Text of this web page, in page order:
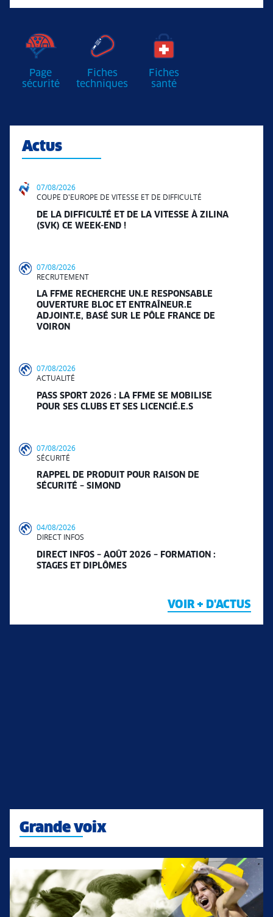
Page
sécurité
Fiches
techniques
Fiches
santé
Actus
07/08/2026
COUPE D'EUROPE DE VITESSE ET DE DIFFICULTÉ
DE LA DIFFICULTÉ ET DE LA VITESSE À ZILINA
(SVK) CE WEEK-END !
07/08/2026
RECRUTEMENT
LA FFME RECHERCHE UN.E RESPONSABLE
OUVERTURE BLOC ET ENTRAÎNEUR.E
ADJOINT.E, BASÉ SUR LE PÔLE FRANCE DE
VOIRON
07/08/2026
ACTUALITÉ
PASS SPORT 2026 : LA FFME SE MOBILISE
POUR SES CLUBS ET SES LICENCIÉ.E.S
07/08/2026
SÉCURITÉ
RAPPEL DE PRODUIT POUR RAISON DE
SÉCURITÉ – SIMOND
04/08/2026
DIRECT INFOS
DIRECT INFOS – AOÛT 2026 – FORMATION :
STAGES ET DIPLÔMES
VOIR + D'ACTUS
Grande voix